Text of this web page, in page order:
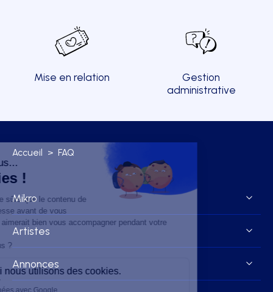
Mise en relation
Gestion
administrative
Accueil > FAQ
Mikro
Artistes
Annonces